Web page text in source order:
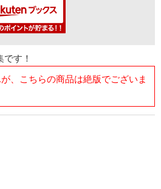
す！
、こちらの商品は絶版でございま